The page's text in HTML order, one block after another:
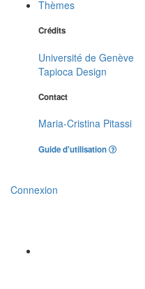
Thèmes
Crédits
Université de Genève
Tapioca Design
Contact
Maria-Cristina Pitassi
Guide d'utilisation
Connexion